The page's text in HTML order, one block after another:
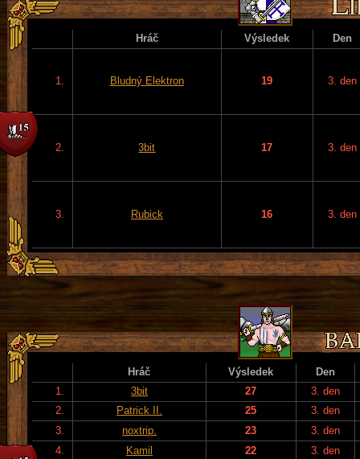
Hráč Výsledek Den
1. Bludný Elektron 19 3. den
2. 3bit 17 3. den
3. Rubick 16 3. den
Hráč Výsledek
Den
1.
3bit 27
3. den
2.
Patrick II. 25
3. den
3.
noxtrip. 23
3. den
4.
Kamil 22
3. den